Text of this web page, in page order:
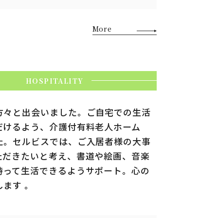
More
と出会いました。ご自宅での生活
るよう、介護付有料老人ホーム
セルビスでは、ご入居者様の大事
きたいと考え、書道や絵画、音楽
て生活できるようサポート。心の
す 。